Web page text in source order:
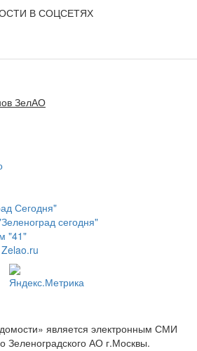
В СОЦСЕТЯХ
ЗелАО
Сегодня"
сегодня"
"41"
является электронным СМИ
Зеленоградского АО г.Москвы.